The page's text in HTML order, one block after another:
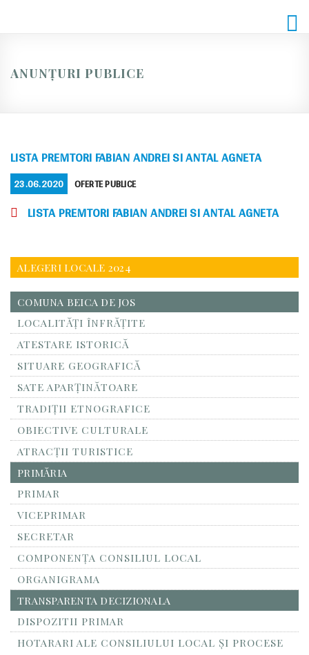
ANUNȚURI PUBLICE
LISTA PREMTORI FABIAN ANDREI SI ANTAL AGNETA
POSTED
ON
23.06.2020 CATEGORIES
OFERTE PUBLICE
LISTA PREMTORI FABIAN ANDREI SI ANTAL AGNETA
ALEGERI LOCALE 2024
COMUNA BEICA DE JOS
LOCALITĂŢI ÎNFRĂŢITE
ATESTARE ISTORICĂ
SITUARE GEOGRAFICĂ
SATE APARȚINĂTOARE
TRADIȚII ETNOGRAFICE
OBIECTIVE CULTURALE
ATRACȚII TURISTICE
PRIMĂRIA
PRIMAR
VICEPRIMAR
SECRETAR
COMPONENȚA CONSILIUL LOCAL
ORGANIGRAMA
TRANSPARENTA DECIZIONALA
DISPOZITII PRIMAR
HOTARARI ALE CONSILIULUI LOCAL ȘI PROCESE